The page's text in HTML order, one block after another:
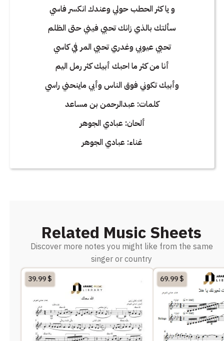
و يا كثر الحطب حولي وعندك انكسر فاسي
سألتك بالذي زانك تحبي فيني حتى الظلم
تحبي عيوبي وغدري تحبي المر في كاسي
أنا من كثر ما احبك أبيك كثر رمل اليم
وأبيك تكوني فوق الناس وأبي ماينحني راسي
كلمات: عبدالرحمن بن مساعد
ألحان: عبادي الجوهر
غناء: عبادي الجوهر
Related Music Sheets
Discover more notes you might like from the same
singer or country
39.99$ 69.99$